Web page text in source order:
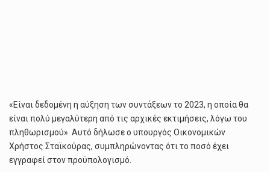
«Είναι δεδομένη η αύξηση των συντάξεων το 2023, η οποία θα
είναι πολύ μεγαλύτερη από τις αρχικές εκτιμήσεις, λόγω του
πληθωρισμού». Αυτό δήλωσε ο υπουργός Οικονομικών
Χρήστος Σταϊκούρας, συμπληρώνοντας ότι το ποσό έχει
εγγραφεί στον προϋπολογισμό.